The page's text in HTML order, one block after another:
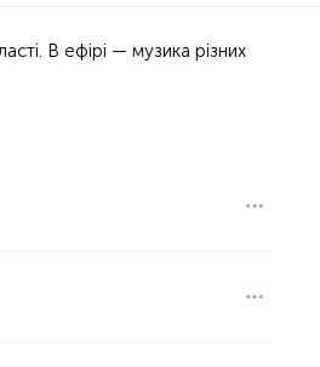
В ефірі — музика різних